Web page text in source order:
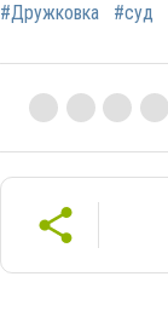
#Дружковка #суд